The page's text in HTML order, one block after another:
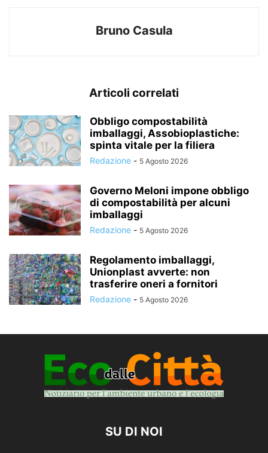
Bruno Casula
Articoli correlati
Obbligo compostabilità
imballaggi, Assobioplastiche:
spinta vitale per la filiera
Redazione - 5 Agosto 2026
Governo Meloni impone obbligo
di compostabilità per alcuni
imballaggi
Redazione - 5 Agosto 2026
Regolamento imballaggi,
Unionplast avverte: non
trasferire oneri a fornitori
Redazione - 5 Agosto 2026
SU DI NOI